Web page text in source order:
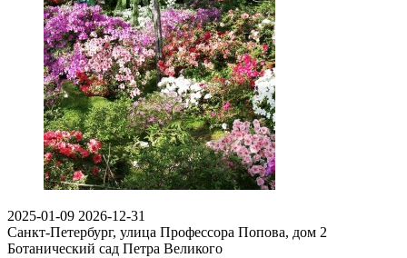
2025-01-09 2026-12-31
Санкт-Петербург, улица Профессора Попова, дом 2
Ботанический сад Петра Великого